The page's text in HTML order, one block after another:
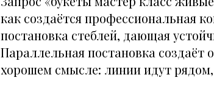
как создаётся профессиональная
постановка стеблей, дающая
Параллельная постановка создаёт
хорошем смысле: линии идут